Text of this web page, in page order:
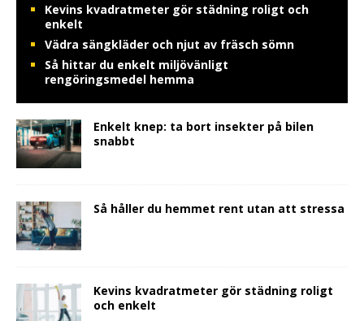
Kevins kvadratmeter gör städning roligt och
enkelt
Vädra sängkläder och njut av fräsch sömn
Så hittar du enkelt miljövänligt
rengöringsmedel hemma
Enkelt knep: ta bort insekter på bilen
snabbt
Så håller du hemmet rent utan att stressa
Kevins kvadratmeter gör städning roligt
och enkelt